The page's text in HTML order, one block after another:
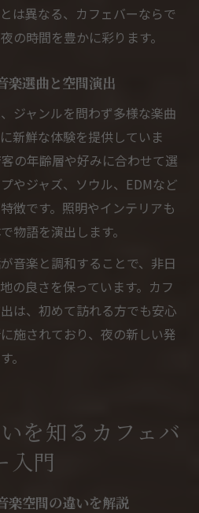
は異なる、カフェバーならで
の時間を豊かに彩ります。
楽選曲と空間演出
ジャンルを問わず多様な楽曲
新鮮な体験を提供していま
の年齢層や好みに合わせて選
やジャズ、ソウル、EDMなど
徴です。照明やインテリアも
物語を演出します。
音楽と調和することで、非日
の良さを保っています。カフ
は、初めて訪れる方でも安心
施されており、夜の新しい発
。
を知るカフェバ
入門
楽空間の違いを解説